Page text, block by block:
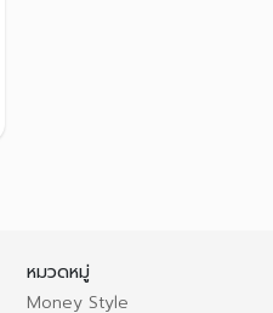
หมวดหมู่
Money Style